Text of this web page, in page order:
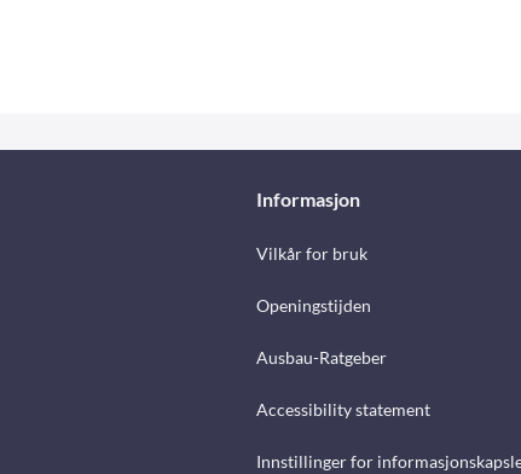
Informasjon
Vilkår for bruk
Openingstijden
Ausbau-Ratgeber
Accessibility statement
Innstillinger for